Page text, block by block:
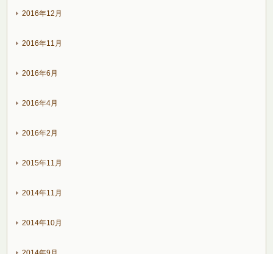
2016年12月
2016年11月
2016年6月
2016年4月
2016年2月
2015年11月
2014年11月
2014年10月